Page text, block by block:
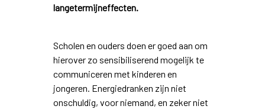
langetermijneffecten.
Scholen en ouders doen er goed aan om
hierover zo sensibiliserend mogelijk te
communiceren met kinderen en
jongeren. Energiedranken zijn niet
onschuldig, voor niemand, en zeker niet